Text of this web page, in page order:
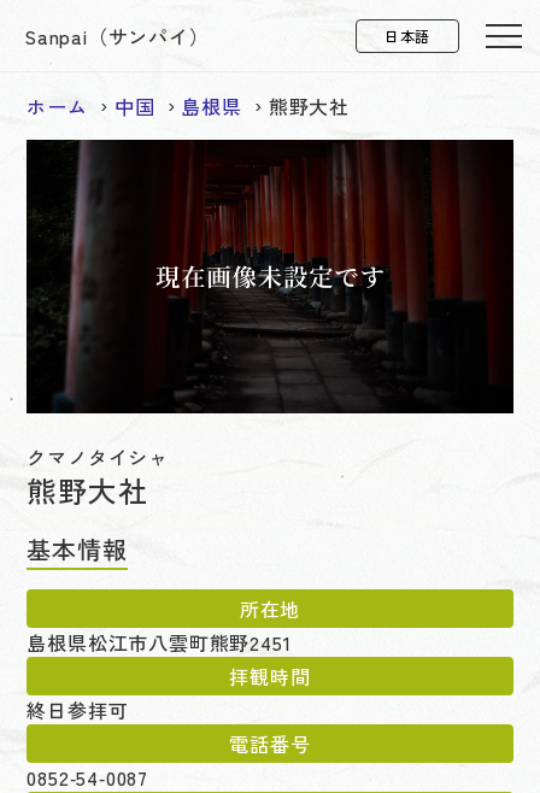
Sanpai（サンパイ）
ホーム 中国 島根県 熊野大社
クマノタイシャ
熊野大社
基本情報
所在地
島根県松江市八雲町熊野2451
拝観時間
終日参拝可
電話番号
0852‑54‑0087